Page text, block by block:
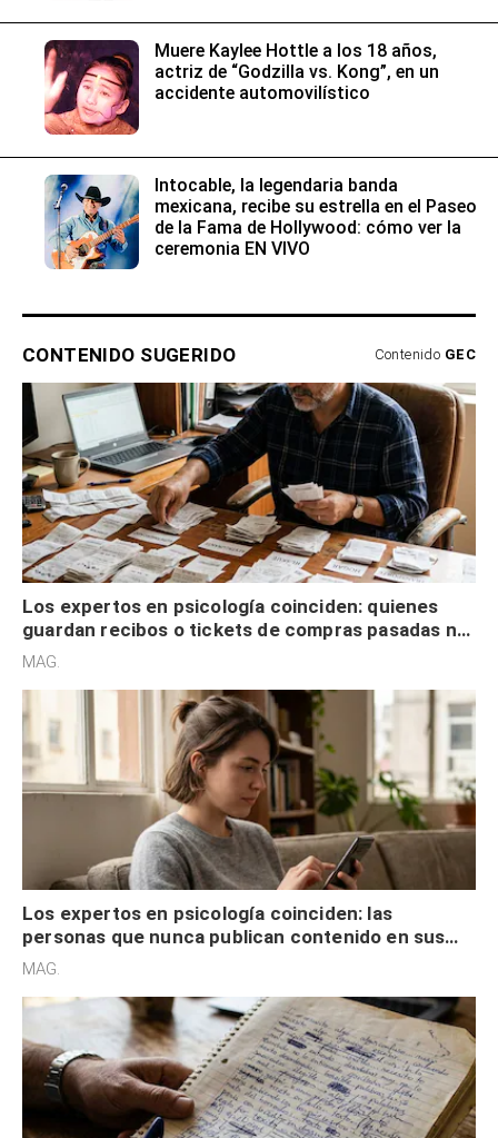
Muere Kaylee Hottle a los 18 años,
actriz de “Godzilla vs. Kong”, en un
accidente automovilístico
Intocable, la legendaria banda
mexicana, recibe su estrella en el Paseo
de la Fama de Hollywood: cómo ver la
ceremonia EN VIVO
CONTENIDO SUGERIDO Contenido GEC
Los expertos en psicología coinciden: quienes
guardan recibos o tickets de compras pasadas no
son acumuladores, sino que tienen necesidad de
MAG.
Los expertos en psicología coinciden: las
personas que nunca publican contenido en sus
redes sociales no pretenden buscar validación
MAG.